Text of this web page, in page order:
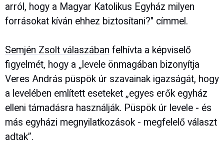
arról, hogy a Magyar Katolikus Egyház milyen
forrásokat kíván ehhez biztosítani?" címmel.
Semjén Zsolt válaszában felhívta a képviselő
figyelmét, hogy a „levele önmagában bizonyítja
Veres András püspök úr szavainak igazságát, hogy
a levelében említett eseteket „egyes erők egyház
elleni támadásra használják. Püspök úr levele - és
más egyházi megnyilatkozások - megfelelő választ
adtak”.